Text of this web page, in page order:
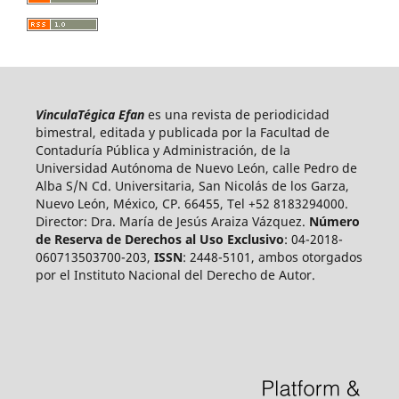
VinculaTégica Efanes una revista de periodicidad
bimestral, editada y publicada por la Facultad de
Contaduría Pública y Administración, de la
Universidad Autónoma de Nuevo León, calle Pedro de
Alba S/N Cd. Universitaria, San Nicolás de los Garza,
Nuevo León, México, CP. 66455, Tel +52 8183294000.
Director: Dra. María de Jesús Araiza Vázquez. Número
de Reserva de Derechos al Uso Exclusivo: 04-2018-
060713503700-203, ISSN: 2448-5101, ambos otorgados
por el Instituto Nacional del Derecho de Autor.